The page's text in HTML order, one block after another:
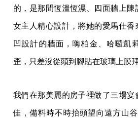
的，是那間恆溫恆濕、四面牆上陳
女主人精心設計，將她的愛馬仕香
凹設計的牆面，嗨柏金、哈囉凱
歪，只差沒從頭到腳貼在玻璃上膜拜
我們在那美麗的房子裡做了三場宴
佳，備料時不時抬頭望向遠方山